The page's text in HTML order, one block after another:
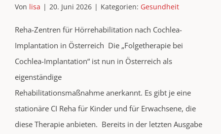
Von lisa | 20. Juni 2026 | Kategorien: Gesundheit
Reha-Zentren für Hörrehabilitation nach Cochlea-
Implantation in Österreich Die „Folgetherapie bei
Cochlea-Implantation“ ist nun in Österreich als
eigenständige
Rehabilitationsmaßnahme anerkannt. Es gibt je eine
stationäre CI Reha für Kinder und für Erwachsene, die
diese Therapie anbieten. Bereits in der letzten Ausgabe